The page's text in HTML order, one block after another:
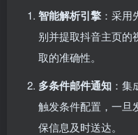
智能解析引擎 ：采用
别并提取抖音主页的
取的准确性。
多条件邮件通知 ：集
触发条件配置，一旦
保信息及时送达。